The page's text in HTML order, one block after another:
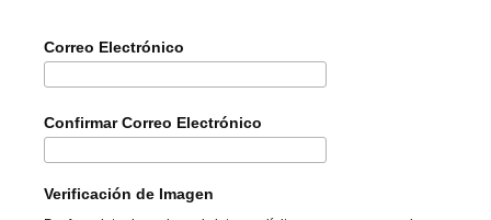
Correo Electrónico
Confirmar Correo Electrónico
Verificación de Imagen